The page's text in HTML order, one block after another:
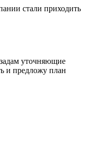
стали приходить
уточняющие
и предложу план